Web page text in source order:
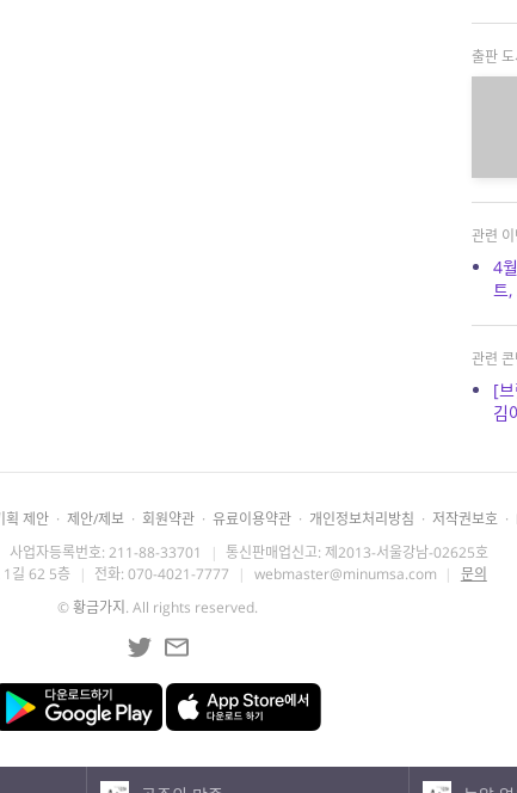
출판 도
관련
4
트
관련
[
김
획 제안 · 제안/제보 · 회원약관 · 유료이용약관 · 개인정보처리방침 · 저작권보호 ·
사업자등록번호: 211-88-33701 | 통신판매업신고: 제2013-서울강남-02625호
1길 62 5층 | 전화: 070-4021-7777 | webmaster@minumsa.com | 문의
©황금가지 . All rights reserved.